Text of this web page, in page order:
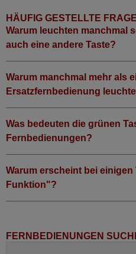
HÄUFIG GESTELLTE
Warum leuchten manchmal
auch eine andere Taste?
Warum manchmal mehr als
Ersatzfernbedienung
Was bedeuten die grünen
Fernbedienungen?
Warum erscheint bei
Funktion"?
FERNBEDIENUNGEN